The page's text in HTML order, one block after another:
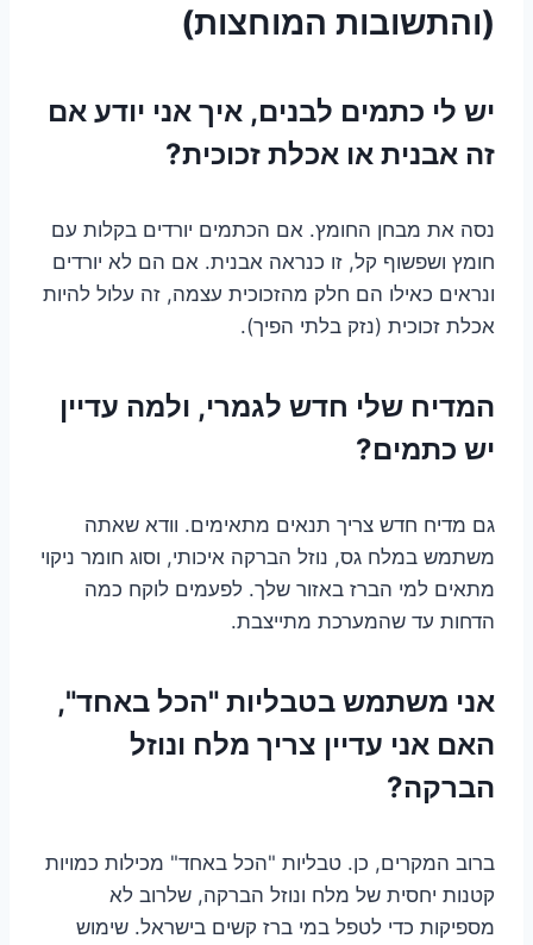
(והתשובות המוחצות)
יש לי כתמים לבנים, איך אני יודע אם
זה אבנית או אכלת זכוכית?
נסה את מבחן החומץ. אם הכתמים יורדים בקלות עם
חומץ ושפשוף קל, זו כנראה אבנית. אם הם לא יורדים
ונראים כאילו הם חלק מהזכוכית עצמה, זה עלול להיות
אכלת זכוכית (נזק בלתי הפיך).
המדיח שלי חדש לגמרי, ולמה עדיין
יש כתמים?
גם מדיח חדש צריך תנאים מתאימים. וודא שאתה
משתמש במלח גס, נוזל הברקה איכותי, וסוג חומר ניקוי
מתאים למי הברז באזור שלך. לפעמים לוקח כמה
הדחות עד שהמערכת מתייצבת.
אני משתמש בטבליות "הכל באחד",
האם אני עדיין צריך מלח ונוזל
הברקה?
ברוב המקרים, כן. טבליות "הכל באחד" מכילות כמויות
קטנות יחסית של מלח ונוזל הברקה, שלרוב לא
מספיקות כדי לטפל במי ברז קשים בישראל. שימוש